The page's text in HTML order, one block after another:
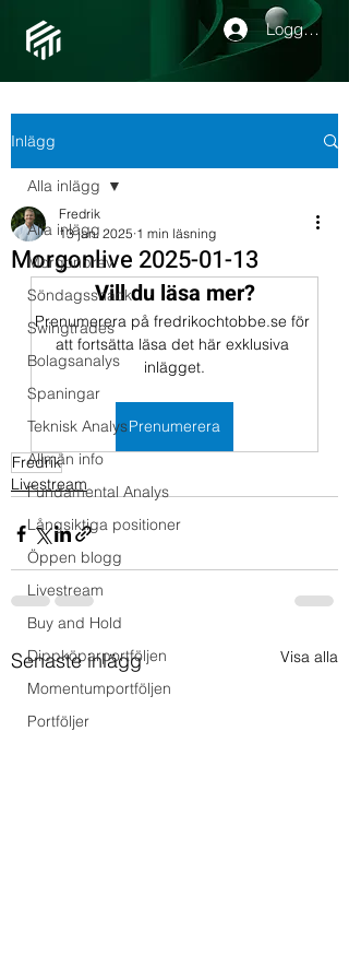
Logga in
Inlägg
Alla inlägg
Morgonbrev
Söndagssnack
Swingtrades
Bolagsanalys
Spaningar
Teknisk Analys
Allmän info
Fundamental Analys
Långsiktiga positioner
Öppen blogg
Livestream
Buy and Hold
Dippköparportföljen
Momentumportföljen
Portföljer
Alla inlägg
Morgonlive 2025-01-13
Fredrik
13 jan. 2025 1 min läsning
Vill du läsa mer?
Prenumerera på fredrikochtobbe.se för
att fortsätta läsa det här exklusiva
inlägget.
Prenumerera
Fredrik
Livestream
Senaste inlägg Visa alla